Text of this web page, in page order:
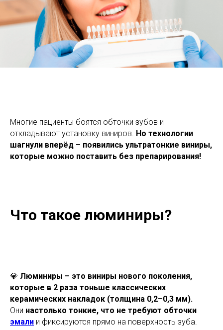
Многие пациенты боятся обточки зубов и
откладывают установку виниров. Но технологии
шагнули вперёд – появились ультратонкие виниры,
которые можно поставить без препарирования!
Что такое люминиры?
💎 Люминиры – это виниры нового поколения,
которые в 2 раза тоньше классических
керамических накладок (толщина 0,2–0,3 мм).
Они настолько тонкие, что не требуют обточки
эмали и фиксируются прямо на поверхность зуба.